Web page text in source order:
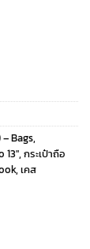
– Bags,
13″, กระเป๋าถือ
, เคส